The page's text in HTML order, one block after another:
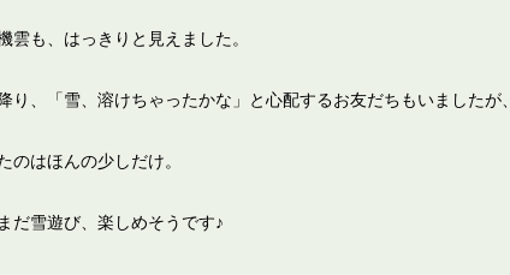
雲も、はっきりと見えました。
り、「雪、溶けちゃったかな」と心配するお友だちもいましたが、
のはほんの少しだけ。
だ雪遊び、楽しめそうです♪